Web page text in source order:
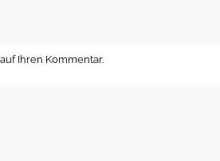
Ihren Kommentar.